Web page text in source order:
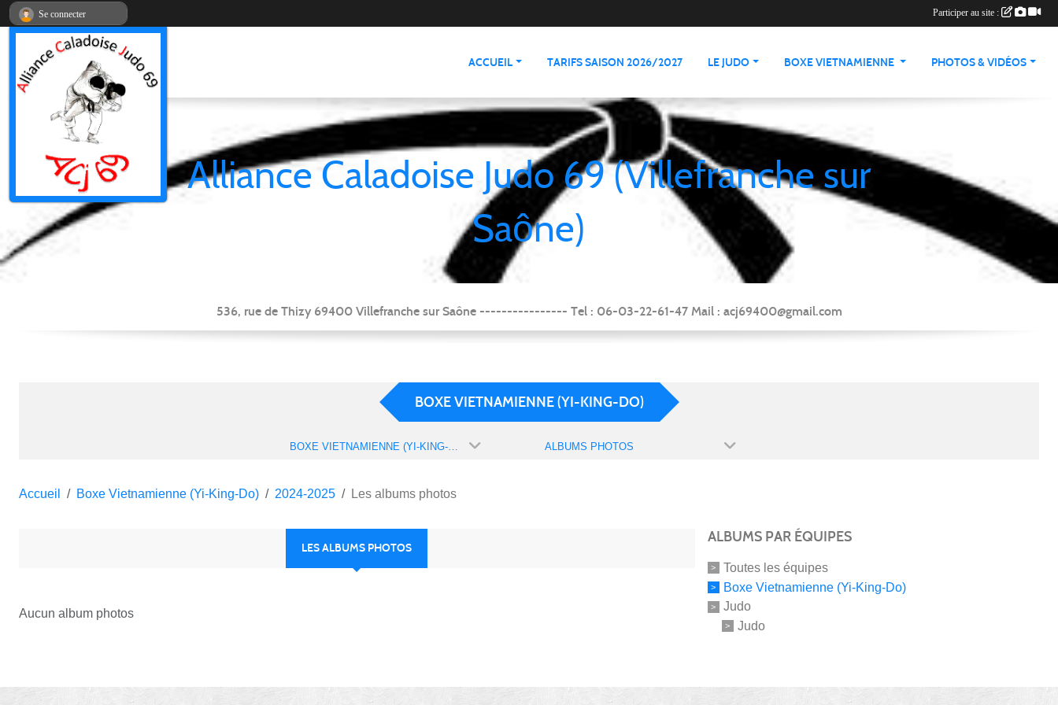
ACCUEIL TARIFS SAISON 2026/2027 LE JUDO BOXE VIETNAMIENNE PHOTOS & VIDÉOS
Alliance Caladoise Judo 69 (Villefranche sur
Saône)
536, rue de Thizy 69400 Villefranche sur Saône ---------------- Tel : 06-03-22-61-47 Mail : acj69400@gmail.com
BOXE VIETNAMIENNE (YI-KING-DO)
ALBUMS PHOTOS
Accueil Boxe Vietnamienne (Yi-King-Do) 2024-2025 Les albums photos
LES ALBUMS PHOTOS
Aucun album photos
ALBUMS PAR ÉQUIPES
Toutes les équipes
Boxe Vietnamienne (Yi-King-Do)
Judo
Judo
Se connecter Participer au site :
Panneau de gestion des cookies